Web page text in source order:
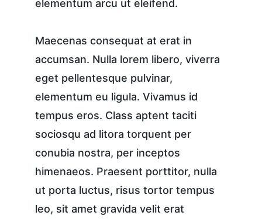
elementum arcu ut eleifend.
Maecenas consequat at erat in
accumsan. Nulla lorem libero, viverra
eget pellentesque pulvinar,
elementum eu ligula. Vivamus id
tempus eros. Class aptent taciti
sociosqu ad litora torquent per
conubia nostra, per inceptos
himenaeos. Praesent porttitor, nulla
ut porta luctus, risus tortor tempus
leo, sit amet gravida velit erat